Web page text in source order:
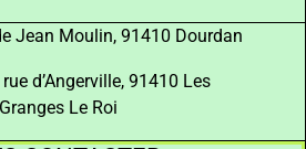
Jean Moulin, 91410 Dourdan
d’Angerville, 91410 Les
Granges Le Roi